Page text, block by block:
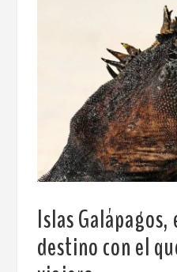
Islas
destino con el